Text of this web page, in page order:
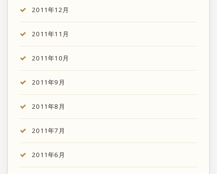
2011年12月
2011年11月
2011年10月
2011年9月
2011年8月
2011年7月
2011年6月